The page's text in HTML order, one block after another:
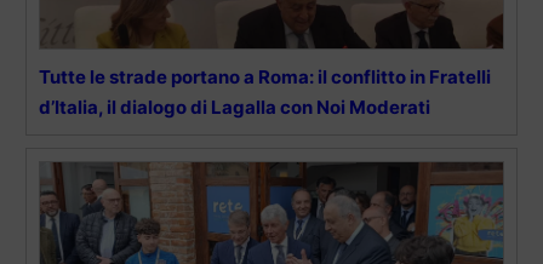
Tutte le strade portano a Roma: il conflitto in Fratelli
d’Italia, il dialogo di Lagalla con Noi Moderati